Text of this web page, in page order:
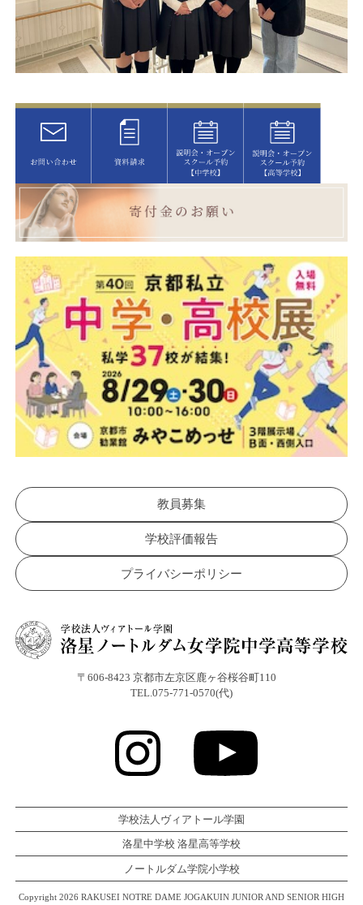
教員募集
学校評価報告
プライバシーポリシー
〒606-8423 京都市左京区鹿ヶ谷桜谷町110
TEL.075-771-0570(代)
学校法人ヴィアトール学園
洛星中学校 洛星高等学校
ノートルダム学院小学校
Copyright 2026 RAKUSEI NOTRE DAME JOGAKUIN JUNIOR AND SENIOR HIGH